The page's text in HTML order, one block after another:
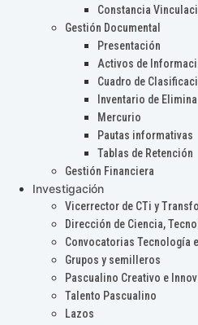
Constancia
Gestión Documental
Presentación
Activos de
Cuadro de
Inventario de
Mercurio
Pautas informativas
Tablas de Retención
Gestión Financiera
Investigación
Vicerrector de CTi y
Dirección de Ciencia,
Convocatorias Tecnología
Grupos y semilleros
Pascualino Creativo e
Talento Pascualino
Lazos